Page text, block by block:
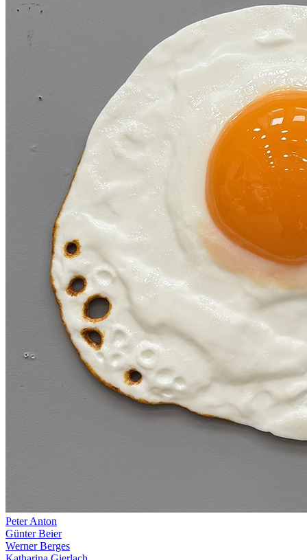
Peter Anton
Günter Beier
Werner Berges